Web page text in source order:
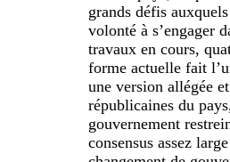
grands défis
volonté à s’engager
travaux en cours,
forme actuelle fait
une version allégée
républicaines du
gouvernement
consensus assez